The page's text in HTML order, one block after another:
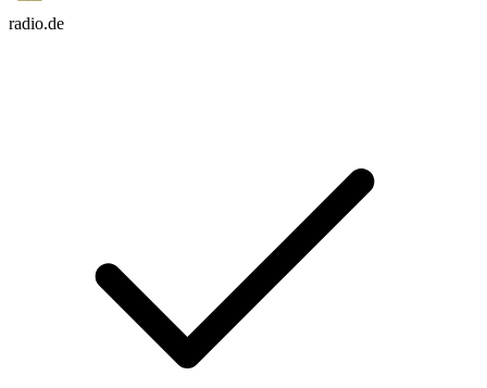
radio.de